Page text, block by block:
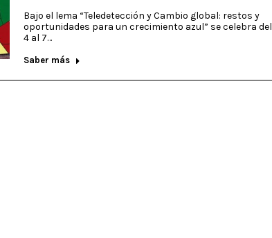
Bajo el lema “Teledetección y Cambio global: restos y
oportunidades para un crecimiento azul” se celebra del
4 al 7…
Saber más